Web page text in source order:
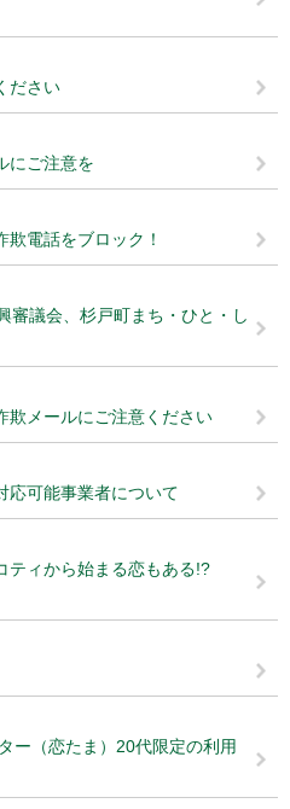
ださい
にご注意を
欺電話をブロック！
審議会、杉戸町まち・ひと・し
欺メールにご注意ください
応可能事業者について
ティから始まる恋もある!?
ー（恋たま）20代限定の利用